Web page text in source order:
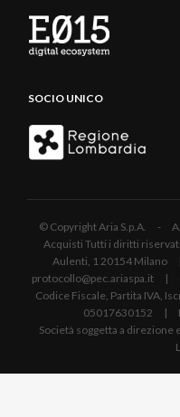
SOCIO UNICO
© Copyright Aria S.p.A. -
Acquisti Tutti i diritti
Aulenti, 1 20154
protocollo@pec.ariaspa.it |
Codice Fiscale, Partita IVA,
05017630152 |
Società soggetta a direzione